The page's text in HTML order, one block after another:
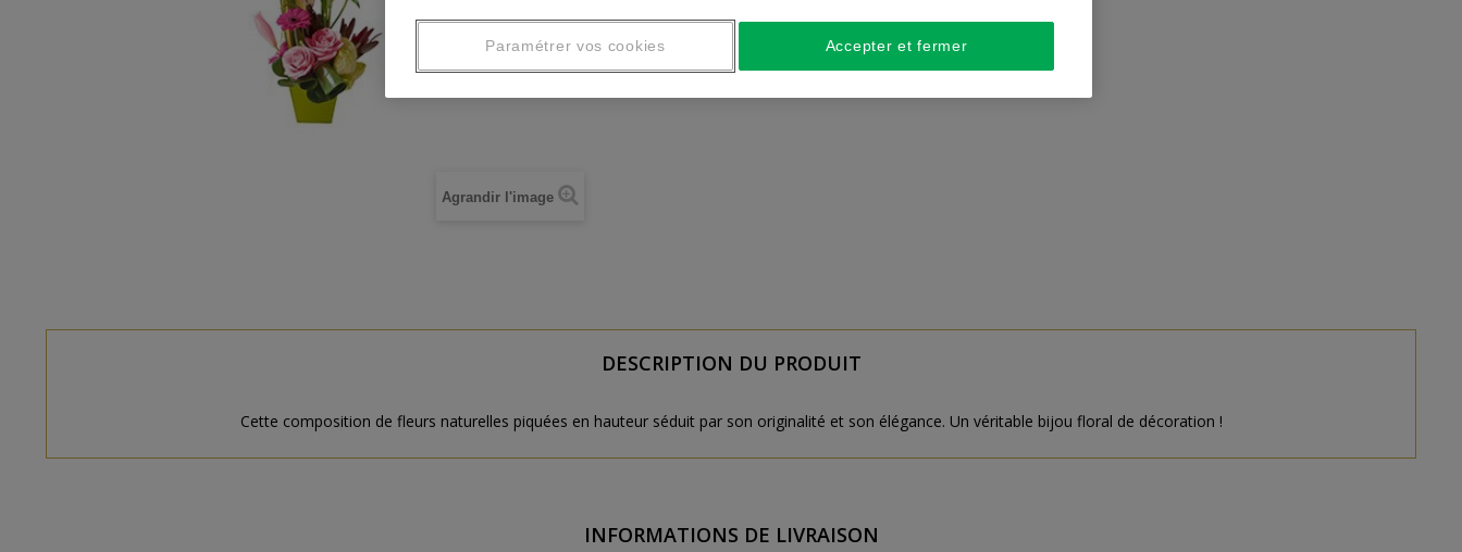
Agrandir l'image
DESCRIPTION DU PRODUIT
Cette composition de fleurs naturelles piquées en hauteur séduit par son originalité et son élégance. Un véritable bijou floral de décoration !
INFORMATIONS DE LIVRAISON
Accepter et fermer
Paramétrer vos cookies